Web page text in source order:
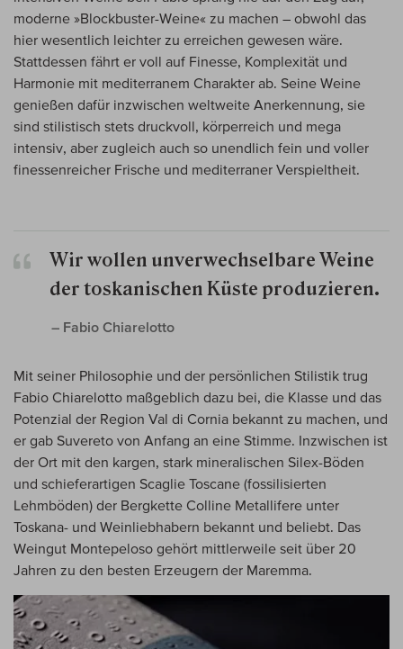
moderne »Blockbuster-Weine« zu machen – obwohl das
hier wesentlich leichter zu erreichen gewesen wäre.
Stattdessen fährt er voll auf Finesse, Komplexität und
Harmonie mit mediterranem Charakter ab. Seine Weine
genießen dafür inzwischen weltweite Anerkennung, sie
sind stilistisch stets druckvoll, körperreich und mega
intensiv, aber zugleich auch so unendlich fein und voller
finessenreicher Frische und mediterraner Verspieltheit.
Wir wollen unverwechselbare Weine
der toskanischen Küste produzieren.
– Fabio Chiarelotto
Mit seiner Philosophie und der persönlichen Stilistik trug
Fabio Chiarelotto maßgeblich dazu bei, die Klasse und das
Potenzial der Region Val di Cornia bekannt zu machen, und
er gab Suvereto von Anfang an eine Stimme. Inzwischen ist
der Ort mit den kargen, stark mineralischen Silex-Böden
und schieferartigen Scaglie Toscane (fossilisierten
Lehmböden) der Bergkette Colline Metallifere unter
Toskana- und Weinliebhabern bekannt und beliebt. Das
Weingut Montepeloso gehört mittlerweile seit über 20
Jahren zu den besten Erzeugern der Maremma.